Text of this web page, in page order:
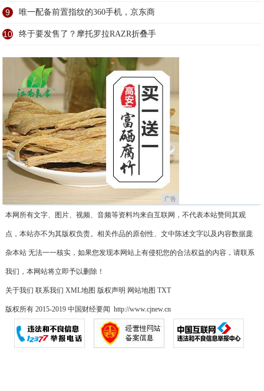
9 唯一配备前置指纹的360手机，京东商
10 终于要发售了？摩托罗拉RAZR折叠手
广告
本网所有文字、图片、视频、音频等资料均来自互联网，不代表本站赞同其观
点，本站亦不为其版权负责。相关作品的原创性、文中陈述文字以及内容数据庞
杂本站 无法一一核实，如果您发现本网站上有侵犯您的合法权益的内容，请联系
我们，本网站将立即予以删除！
关于我们 联系我们 XML地图 版权声明 网站地图 TXT
版权所有 2015-2019 中国财经要闻 http://www.cjnew.cn